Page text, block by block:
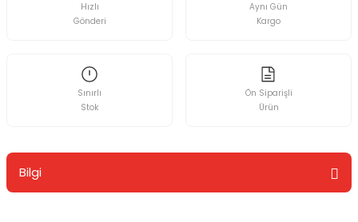
Hızlı
Gönderi
Aynı Gün
Kargo
Sınırlı
Stok
Ön Siparişli
Ürün
Bilgi